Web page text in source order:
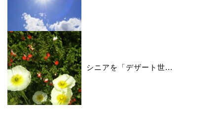
シニアを「デザート世...